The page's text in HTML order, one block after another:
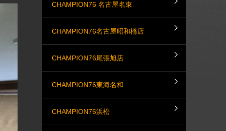
CHAMPION76 名古屋名東
CHAMPION76名古屋昭和橋店
CHAMPION76尾張旭店
CHAMPION76東海名和
CHAMPION76浜松